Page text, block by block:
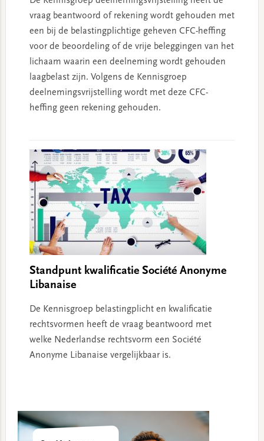
vraag beantwoord of rekening wordt gehouden met
een bij de belastingplichtige geheven CFC-heffing
voor de beoordeling of de vrije beleggingen van het
lichaam waarin een deelneming wordt gehouden
laagbelast zijn. Volgens de Kennisgroep
deelnemingsvrijstelling wordt met deze CFC-
heffing geen rekening gehouden.
Standpunt kwalificatie Société Anonyme
Libanaise
De Kennisgroep belastingplicht en kwalificatie
rechtsvormen heeft de vraag beantwoord met
welke Nederlandse rechtsvorm een Société
Anonyme Libanaise vergelijkbaar is.
Sidebar